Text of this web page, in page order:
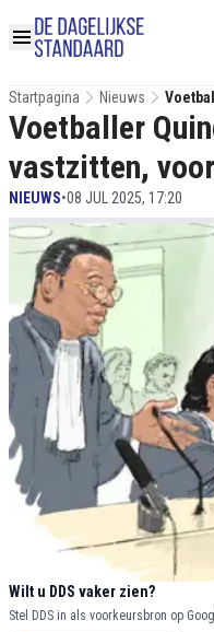
Startpagina Nieuws
Voetballer
vastzitten,
NIEUWS•08 JUL 2025, 17:20
Wilt u DDS vaker zien?
Stel DDS in als voorkeursbron op